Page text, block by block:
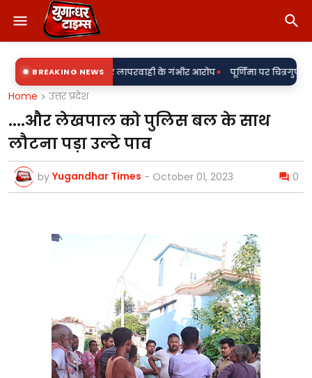
BREAKING NEWS
पर लापरवाही के गंभीर आरोप• पूर्णिमा पर चित्रगुप्त मंदिर में गूंजा
Home उत्तर प्रदेश
....और लेखपाल को पुलिस बल के साथ
लौटना पड़ा उल्टे पाव
by Yugandhar Times - October 01, 2023 0